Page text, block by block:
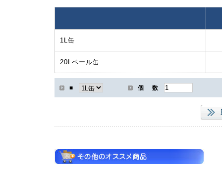
1L缶
20Lペール缶
■ 個 数